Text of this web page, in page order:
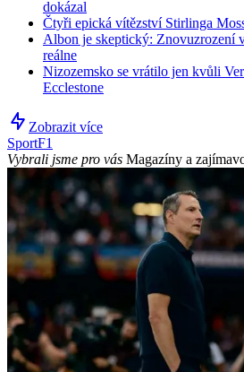
dokázal
Čtyři epická vítězství Stirlinga
Albon je skeptický: Znovuzrození
reálne
Nizozemsko se vrátilo jen kvůli
Ecclestone
Zobrazit více
SportF1
Vybrali jsme pro vás Magazíny a